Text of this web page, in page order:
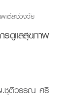
แต่ละช่วงวัย
ดูแลสุขภาพ
ติวรรณ ศรี